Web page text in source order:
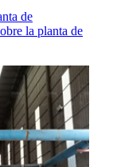
de
la planta de